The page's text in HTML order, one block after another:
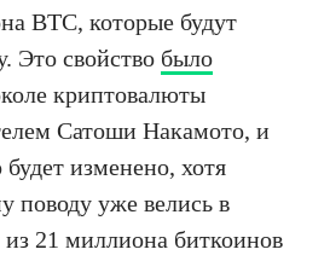
BTC, которые будут
Это свойство было
криптовалюты
Сатоши Накамото, и
изменено, хотя
поводу уже велись в
21 миллиона биткоинов